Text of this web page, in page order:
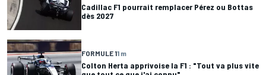
Cadillac F1 pourrait remplacer Pérez ou Bottas
dès 2027
FORMULE 11 m
Colton Herta apprivoise la F1 : "Tout va plus vite